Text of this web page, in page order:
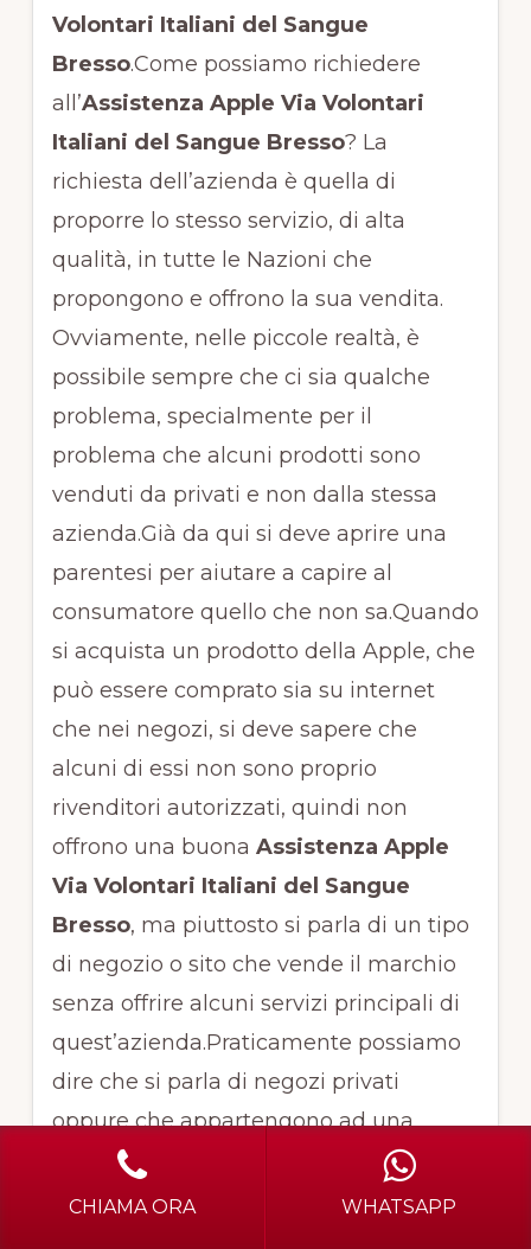
Volontari Italiani del Sangue
Bresso.Come possiamo richiedere
all’Assistenza Apple Via Volontari
Italiani del Sangue Bresso? La
richiesta dell’azienda è quella di
proporre lo stesso servizio, di alta
qualità, in tutte le Nazioni che
propongono e offrono la sua vendita.
Ovviamente, nelle piccole realtà, è
possibile sempre che ci sia qualche
problema, specialmente per il
problema che alcuni prodotti sono
venduti da privati e non dalla stessa
azienda.Già da qui si deve aprire una
parentesi per aiutare a capire al
consumatore quello che non sa.Quando
si acquista un prodotto della Apple, che
può essere comprato sia su internet
che nei negozi, si deve sapere che
alcuni di essi non sono proprio
rivenditori autorizzati, quindi non
offrono una buona Assistenza Apple
Via Volontari Italiani del Sangue
Bresso, ma piuttosto si parla di un tipo
di negozio o sito che vende il marchio
senza offrire alcuni servizi principali di
quest’azienda.Praticamente possiamo
dire che si parla di negozi privati
oppure che appartengono ad una
società che ha come fornitore l’Apple,
ma dove si comprano determinati
CHIAMA ORA WHATSAPP